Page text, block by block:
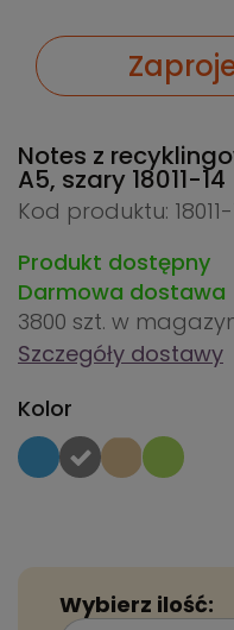
Notes z
A5, szary 18011-14
Kod produktu:
Produkt dostępny
Darmowa dostawa
3800 szt. w
Szczegóły dostawy
Kolor
Wybierz ilość: